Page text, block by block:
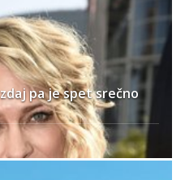
pa je spet srečno